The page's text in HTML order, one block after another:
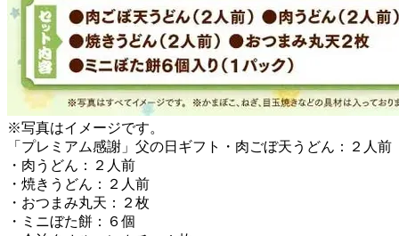
※写真はイメージです。
「プレミアム感謝」父の日ギフト・肉ごぼ天うどん：２人前
・肉うどん：２人前
・焼きうどん：２人前
・おつまみ丸天：２枚
・ミニぼた餅：６個